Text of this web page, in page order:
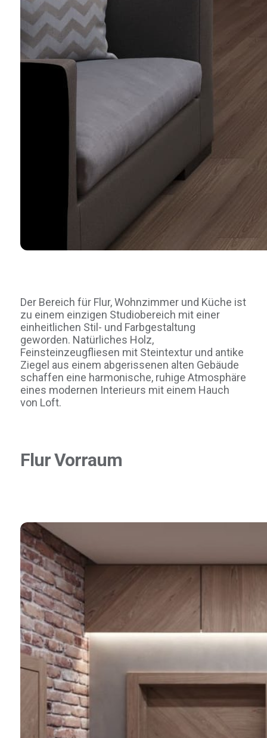
Der Bereich für Flur, Wohnzimmer und Küche ist
zu einem einzigen Studiobereich mit einer
einheitlichen Stil- und Farbgestaltung
geworden. Natürliches Holz,
Feinsteinzeugfliesen mit Steintextur und antike
Ziegel aus einem abgerissenen alten Gebäude
schaffen eine harmonische, ruhige Atmosphäre
eines modernen Interieurs mit einem Hauch
von Loft.
Flur Vorraum